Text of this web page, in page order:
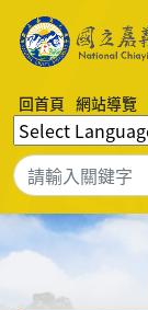
回首頁 網站導覽